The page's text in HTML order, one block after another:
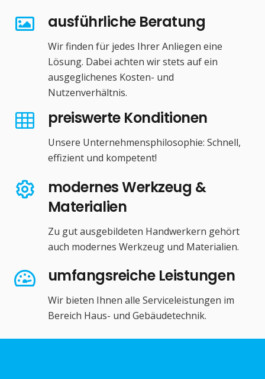
ausführliche Beratung
Wir finden für jedes Ihrer Anliegen eine
Lösung. Dabei achten wir stets auf ein
ausgeglichenes Kosten- und
Nutzenverhältnis.
preiswerte Konditionen
Unsere Unternehmensphilosophie: Schnell,
effizient und kompetent!
modernes Werkzeug &
Materialien
Zu gut ausgebildeten Handwerkern gehört
auch modernes Werkzeug und Materialien.
umfangsreiche Leistungen
Wir bieten Ihnen alle Serviceleistungen im
Bereich Haus- und Gebäudetechnik.